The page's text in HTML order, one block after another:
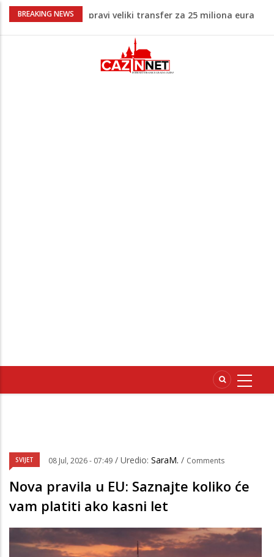
BREAKING NEWS
Psihijatrica: Ovo je greška koju većina
tinejdžerima
Ankara ograničava prolaz brodova kroz
Crno more zbog sve većih sigurnosnih
SVIJET 08 Jul, 2026 - 07:49 / Uredio: SaraM. / Comments
Nova pravila u EU: Saznajte koliko će
vam platiti ako kasni let